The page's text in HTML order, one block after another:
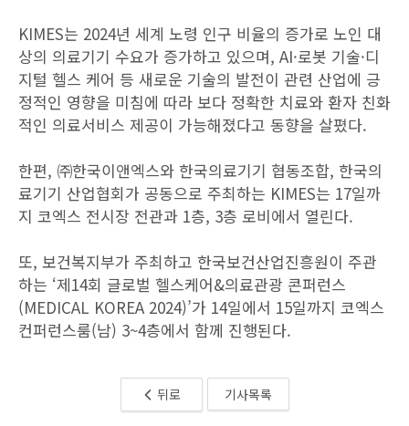
KIMES는 2024년 세계 노령 인구 비율의 증가로 노인 대
상의 의료기기 수요가 증가하고 있으며, AI·로봇 기술·디
지털 헬스 케어 등 새로운 기술의 발전이 관련 산업에 긍
정적인 영향을 미침에 따라 보다 정확한 치료와 환자 친화
적인 의료서비스 제공이 가능해졌다고 동향을 살폈다.
한편, ㈜한국이앤엑스와 한국의료기기 협동조합, 한국의
료기기 산업협회가 공동으로 주최하는 KIMES는 17일까
지 코엑스 전시장 전관과 1층, 3층 로비에서 열린다.
또, 보건복지부가 주최하고 한국보건산업진흥원이 주관
하는 ‘제14회 글로벌 헬스케어&의료관광 콘퍼런스
(MEDICAL KOREA 2024)’가 14일에서 15일까지 코엑스
컨퍼런스룸(남) 3~4층에서 함께 진행된다.
뒤로 기사목록